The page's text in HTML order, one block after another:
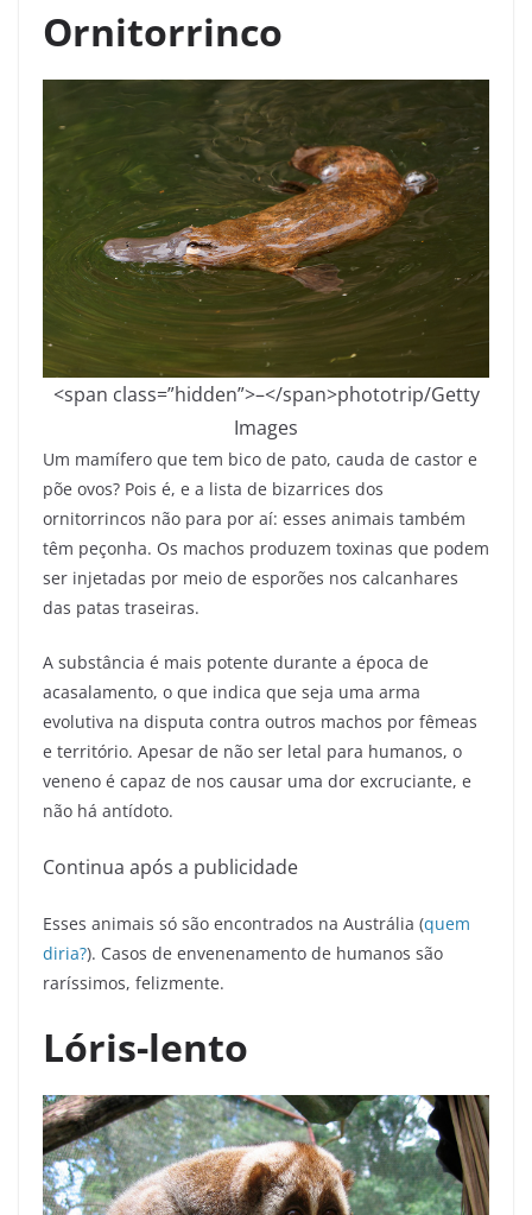
Ornitorrinco
<span class=”hidden”>–</span>phototrip/Getty
Images
Um mamífero que tem bico de pato, cauda de castor e
põe ovos? Pois é, e a lista de bizarrices dos
ornitorrincos não para por aí: esses animais também
têm peçonha. Os machos produzem toxinas que podem
ser injetadas por meio de esporões nos calcanhares
das patas traseiras.
A substância é mais potente durante a época de
acasalamento, o que indica que seja uma arma
evolutiva na disputa contra outros machos por fêmeas
e território. Apesar de não ser letal para humanos, o
veneno é capaz de nos causar uma dor excruciante, e
não há antídoto.
Continua após a publicidade
Esses animais só são encontrados na Austrália (quem
diria?). Casos de envenenamento de humanos são
raríssimos, felizmente.
Lóris-lento